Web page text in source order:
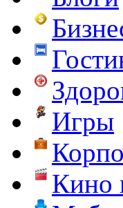
Игры
Кино